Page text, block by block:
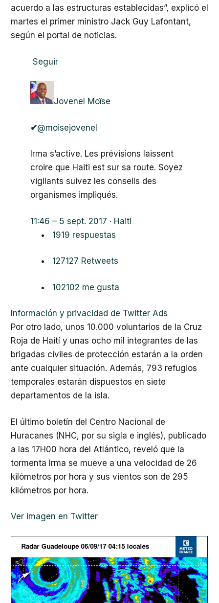
acuerdo a las estructuras establecidas”, explicó el
martes el primer ministro Jack Guy Lafontant,
según el portal de noticias.
Seguir
Jovenel Moïse
✔@moisejovenel
Irma s’active. Les prévisions laissent
croire que Haiti est sur sa route. Soyez
vigilants suivez les conseils des
organismes impliqués.
11:46 – 5 sept. 2017 · Haiti
1919 respuestas
127127 Retweets
102102 me gusta
Información y privacidad de Twitter Ads
Por otro lado, unos 10.000 voluntarios de la Cruz
Roja de Haití y unas ocho mil integrantes de las
brigadas civiles de protección estarán a la orden
ante cualquier situación. Además, 793 refugios
temporales estarán dispuestos en siete
departamentos de la isla.
El último boletín del Centro Nacional de
Huracanes (NHC, por su sigla e inglés), publicado
a las 17H00 hora del Atlántico, reveló que la
tormenta Irma se mueve a una velocidad de 26
kilómetros por hora y sus vientos son de 295
kilómetros por hora.
Ver imagen en Twitter